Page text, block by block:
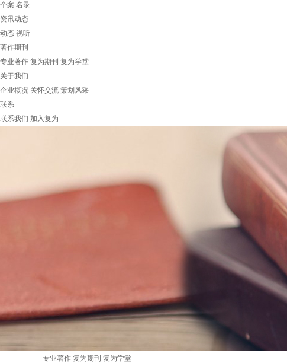
个案 名录
资讯动态
动态 视听
著作期刊
专业著作 复为期刊 复为学堂
关于我们
企业概况 关怀交流 策划风采
联系
联系我们 加入复为
专业著作 复为期刊 复为学堂